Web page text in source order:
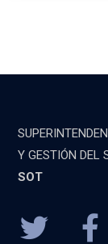
Y GESTIÓN DEL
SOT